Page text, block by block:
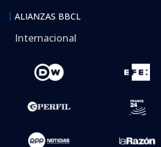
ALIANZAS BBCL
Internacional